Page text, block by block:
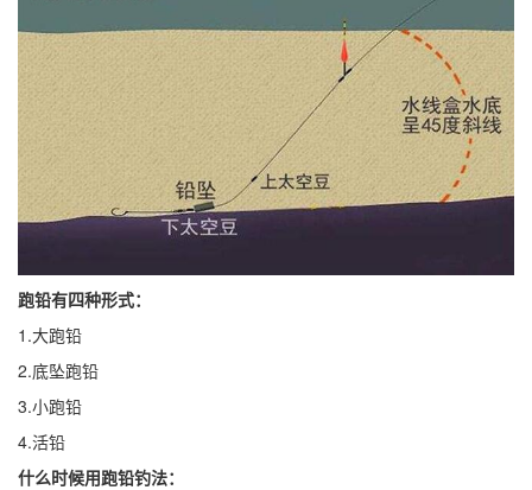
跑铅有四种形式：
1.大跑铅
2.底坠跑铅
3.小跑铅
4.活铅
什么时候用跑铅钓法：